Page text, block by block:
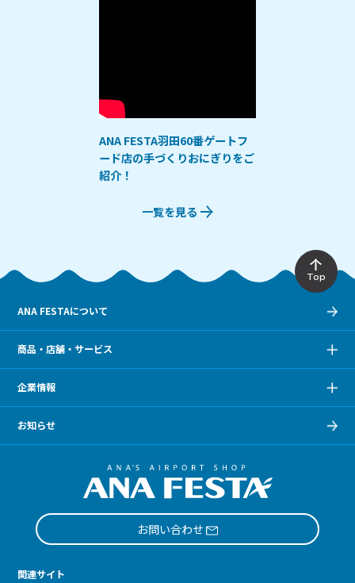
ANA FESTA羽田60番ゲートフ
ード店の手づくりおにぎりをご
紹介！
一覧を見る
Top
ANA FESTAについて
商品・店舗・サービス
企業情報
お知らせ
お問い合わせ
関連サイト